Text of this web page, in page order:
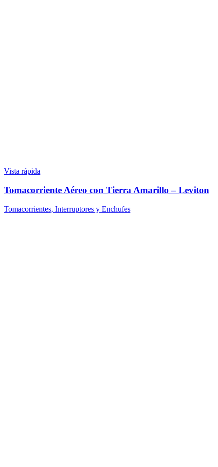
Vista rápida
Tomacorriente Aéreo con Tierra Amarillo – Leviton
Tomacorrientes, Interruptores y Enchufes